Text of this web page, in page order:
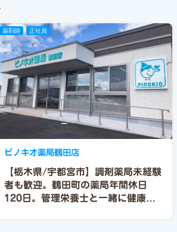
薬剤師 正社員
【栃木県/宇都宮市】調剤薬局未経験
者も歓迎。鶴田町の薬局年間休日
120日。管理栄養士と一緒に健康相
ピノキオ薬局鶴田店